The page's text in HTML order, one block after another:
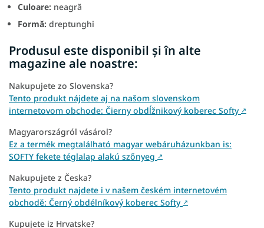
Culoare: neagră
Formă: dreptunghi
Produsul este disponibil și în alte
magazine ale noastre:
Nakupujete zo Slovenska?
Tento produkt nájdete aj na našom slovenskom
internetovom obchode: Čierny obdĺžnikový koberec Softy ↗
Magyarországról vásárol?
Ez a termék megtalálható magyar webáruházunkban is:
SOFTY fekete téglalap alakú szőnyeg ↗
Nakupujete z Česka?
Tento produkt najdete i v našem českém internetovém
obchodě: Černý obdélníkový koberec Softy ↗
Kupujete iz Hrvatske?